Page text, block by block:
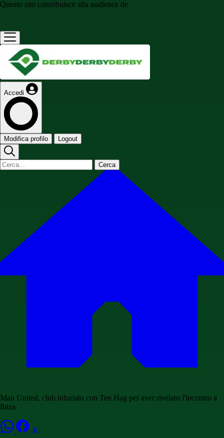
Questo sito contribuisce alla audience de
Accedi
Modifica profilo Logout
Cerca
Man United, club infuriato con Ten Hag per aver rivelato l'incontro a
Ibiza